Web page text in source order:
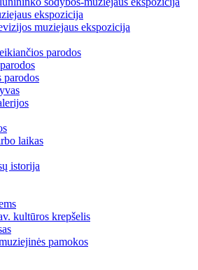
ekspozicija
muziejaus ekspozicija
parodos
parodos
laikas
istorija
kultūros krepšelis
pamokos